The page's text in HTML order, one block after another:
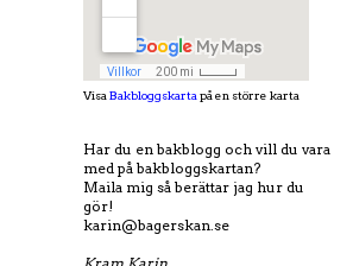
Visa Bakbloggskarta på en större karta
Har du en bakblogg och vill du vara
med på bakbloggskartan?
Maila mig så berättar jag hur du
gör!
karin@bagerskan.se